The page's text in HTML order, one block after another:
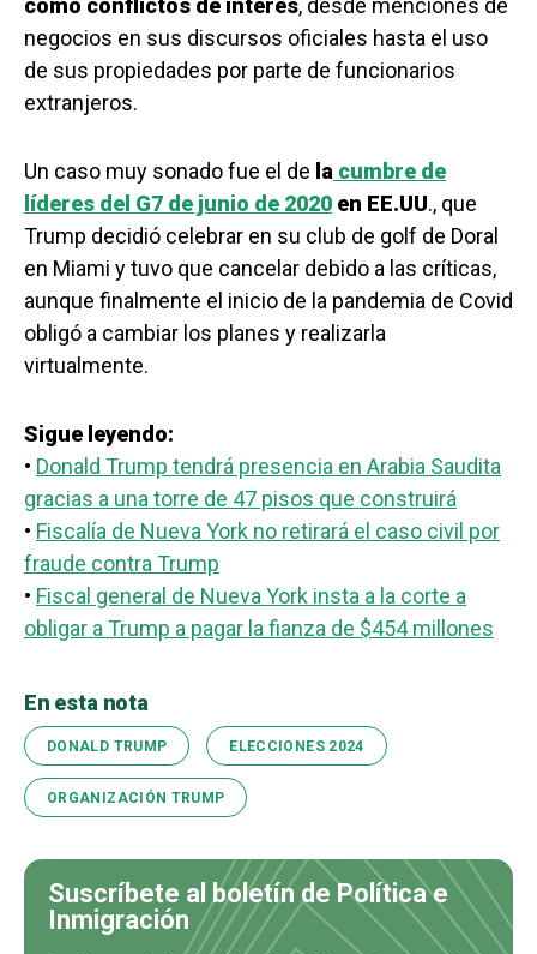
como conflictos de interés, desde menciones de
negocios en sus discursos oficiales hasta el uso
de sus propiedades por parte de funcionarios
extranjeros.
Un caso muy sonado fue el de la cumbre de
líderes del G7 de junio de 2020 en EE.UU., que
Trump decidió celebrar en su club de golf de Doral
en Miami y tuvo que cancelar debido a las críticas,
aunque finalmente el inicio de la pandemia de Covid
obligó a cambiar los planes y realizarla
virtualmente.
Sigue leyendo:
• Donald Trump tendrá presencia en Arabia Saudita
gracias a una torre de 47 pisos que construirá
• Fiscalía de Nueva York no retirará el caso civil por
fraude contra Trump
• Fiscal general de Nueva York insta a la corte a
obligar a Trump a pagar la fianza de $454 millones
En esta nota
DONALD TRUMP ELECCIONES 2024
ORGANIZACIÓN TRUMP
Suscríbete al boletín de Política e
Inmigración